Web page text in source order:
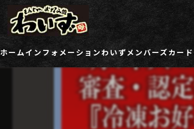
ホームインフォメーションわいずメンバーズカード
ご登録情報変更フォーム